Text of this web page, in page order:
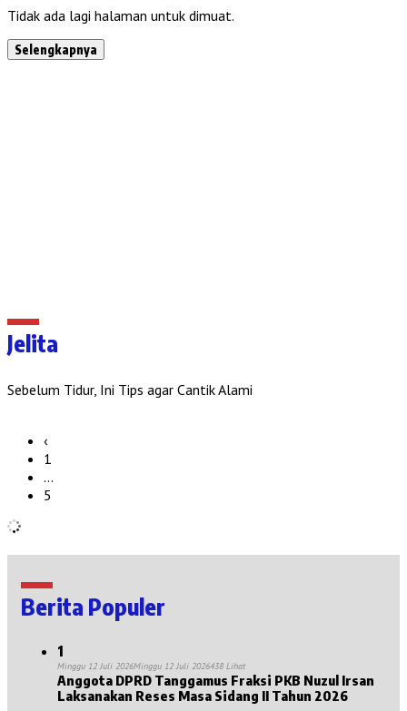
Tidak ada lagi halaman untuk dimuat.
Selengkapnya
Jelita
Sebelum Tidur, Ini Tips agar Cantik Alami
‹
1
…
5
Berita Populer
1
Minggu 12 Juli 2026Minggu 12 Juli 2026438 Lihat
Anggota DPRD Tanggamus Fraksi PKB Nuzul Irsan
Laksanakan Reses Masa Sidang II Tahun 2026